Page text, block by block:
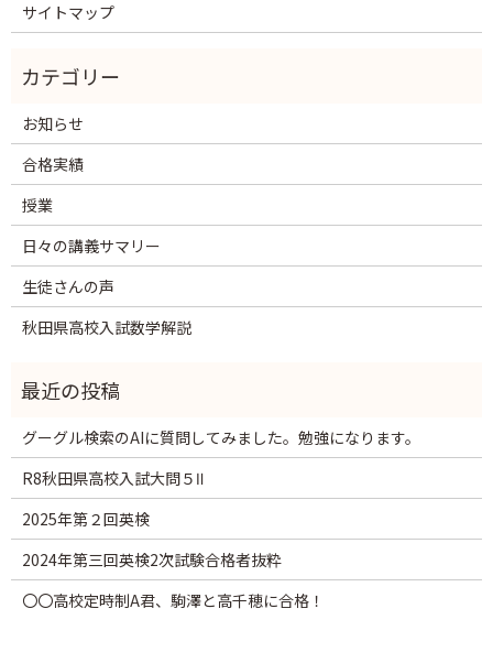
サイトマップ
お知らせ
合格実績
授業
日々の講義サマリー
生徒さんの声
秋田県高校入試数学解説
グーグル検索のAIに質問してみました。勉強になります。
R8秋田県高校入試大問５Ⅱ
2025年第２回英検
2024年第三回英検2次試験合格者抜粋
〇〇高校定時制A君、駒澤と高千穂に合格！